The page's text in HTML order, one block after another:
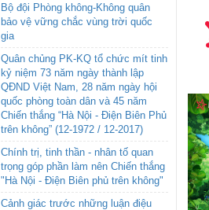
Bộ đội Phòng không-Không quân
bảo vệ vững chắc vùng trời quốc
gia
Quân chủng PK-KQ tổ chức mít tinh
kỷ niệm 73 năm ngày thành lập
QĐND Việt Nam, 28 năm ngày hội
quốc phòng toàn dân và 45 năm
Chiến thắng “Hà Nội - Điện Biên Phủ
trên không” (12-1972 / 12-2017)
Chính trị, tinh thần - nhân tố quan
trọng góp phần làm nên Chiến thắng
"Hà Nội - Điện Biên phủ trên không"
Cảnh giác trước những luận điệu